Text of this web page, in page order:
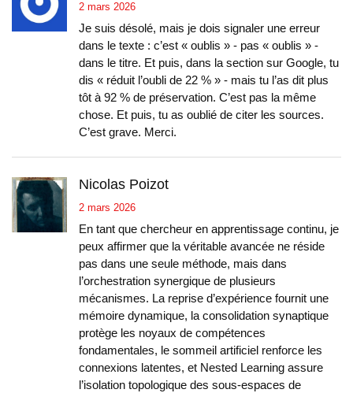
2 mars 2026
Je suis désolé, mais je dois signaler une erreur
dans le texte : c’est « oublis » - pas « oublis » -
dans le titre. Et puis, dans la section sur Google, tu
dis « réduit l’oubli de 22 % » - mais tu l’as dit plus
tôt à 92 % de préservation. C’est pas la même
chose. Et puis, tu as oublié de citer les sources.
C’est grave. Merci.
Nicolas Poizot
2 mars 2026
En tant que chercheur en apprentissage continu, je
peux affirmer que la véritable avancée ne réside
pas dans une seule méthode, mais dans
l’orchestration synergique de plusieurs
mécanismes. La reprise d’expérience fournit une
mémoire dynamique, la consolidation synaptique
protège les noyaux de compétences
fondamentales, le sommeil artificiel renforce les
connexions latentes, et Nested Learning assure
l’isolation topologique des sous-espaces de